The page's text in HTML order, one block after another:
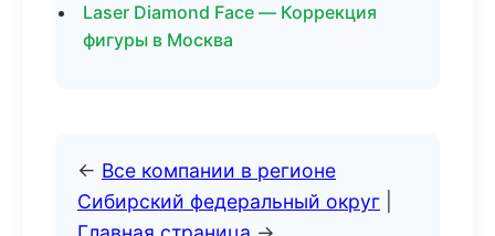
Laser Diamond Face — Коррекция
фигуры в Москва
← Все компании в регионе
Сибирский федеральный округ